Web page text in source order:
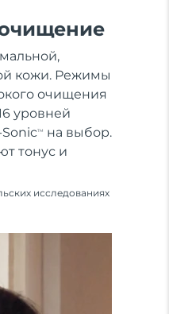
кожи. Режимы
очищения
уровней
TM
на выбор.
тонус и
исследованиях